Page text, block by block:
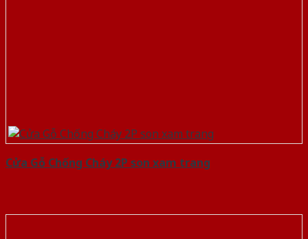
Cửa Gỗ Chống Cháy 2P son xam trang